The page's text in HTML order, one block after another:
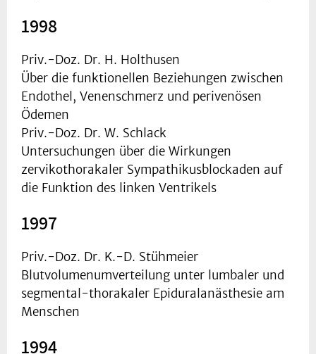
1998
Priv.-Doz. Dr. H. Holthusen
Über die funktionellen Beziehungen zwischen
Endothel, Venenschmerz und perivenösen
Ödemen
Priv.-Doz. Dr. W. Schlack
Untersuchungen über die Wirkungen
zervikothorakaler Sympathikusblockaden auf
die Funktion des linken Ventrikels
1997
Priv.-Doz. Dr. K.-D. Stühmeier
Blutvolumenumverteilung unter lumbaler und
segmental-thorakaler Epiduralanästhesie am
Menschen
1994